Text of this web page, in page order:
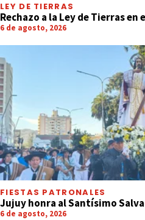
LEY DE TIERRAS
Rechazo a la Ley de Tierras
6 de agosto, 2026
FIESTAS PATRONALES
Jujuy honra al Santísimo
6 de agosto, 2026